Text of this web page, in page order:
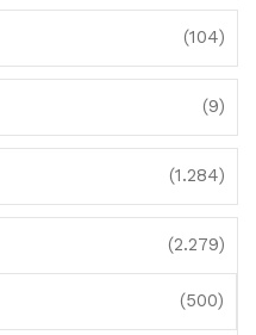
(104)
(9)
(1.284)
(2.279)
(500)